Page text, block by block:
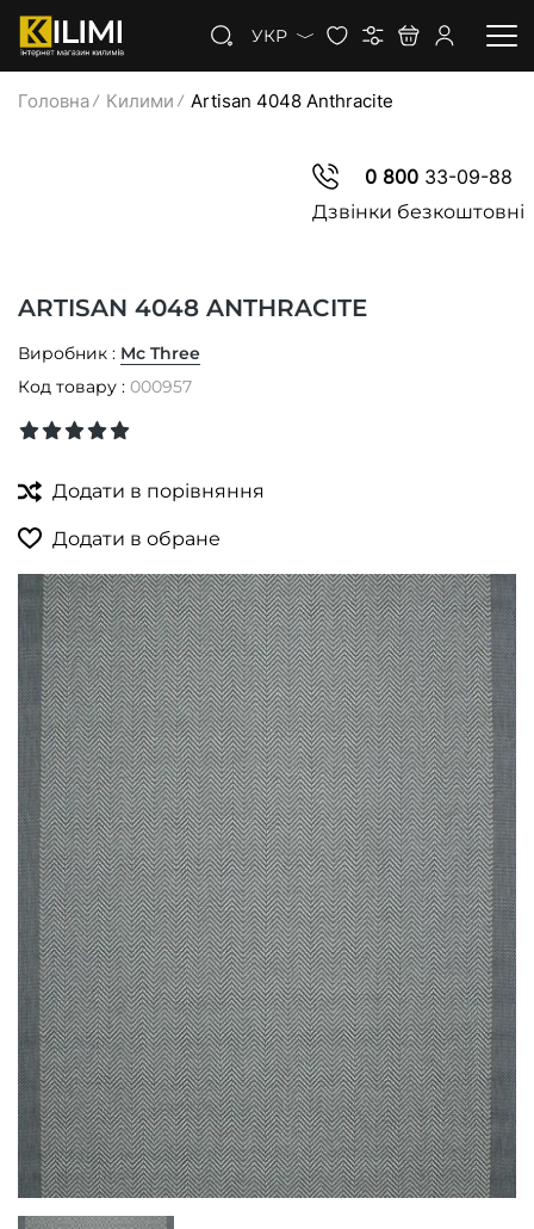
УКР
Головна Килими Artisan 4048 Anthracite
0 80033-09-88
Дзвінки безкоштовні
ARTISAN 4048 ANTHRACITE
Виробник : Mc Three
Код товару : 000957
Додати в порівняння
Додати в обране